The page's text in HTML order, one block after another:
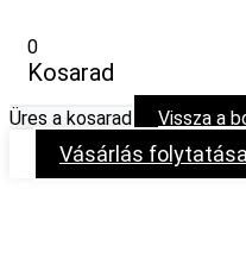
0
Kosarad
Üres a kosarad Vissza a
Vásárlás folytatása